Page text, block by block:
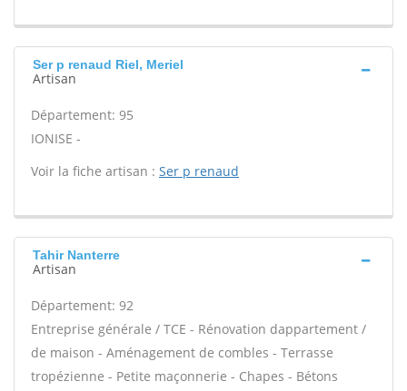
Ser p renaud Riel, Meriel
Artisan
Département: 95
IONISE -
Voir la fiche artisan : Ser p renaud
Tahir Nanterre
Artisan
Département: 92
Entreprise générale / TCE - Rénovation dappartement /
de maison - Aménagement de combles - Terrasse
tropézienne - Petite maçonnerie - Chapes - Bétons